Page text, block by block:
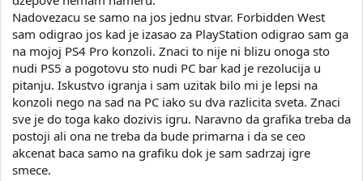
Nadovezacu se samo na jos jednu stvar. Forbidden West
sam odigrao jos kad je izasao za PlayStation odigrao sam ga
na mojoj PS4 Pro konzoli. Znaci to nije ni blizu onoga sto
nudi PS5 a pogotovu sto nudi PC bar kad je rezolucija u
pitanju. Iskustvo igranja i sam uzitak bilo mi je lepsi na
konzoli nego na sad na PC iako su dva razlicita sveta. Znaci
sve je do toga kako dozivis igru. Naravno da grafika treba da
postoji ali ona ne treba da bude primarna i da se ceo
akcenat baca samo na grafiku dok je sam sadrzaj igre
smece.